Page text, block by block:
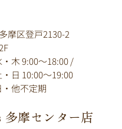
摩区登戸2130-2
木 9:00〜18:00 /
日 10:00〜19:00
他不定期
摩センター店